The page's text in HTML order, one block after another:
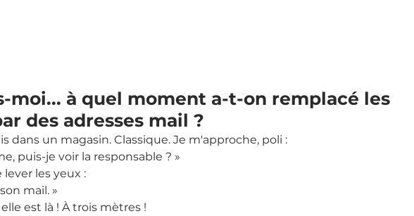
moi... à quel moment a-t-on remplacé les
des adresses mail ?
dans un magasin. Classique. Je m'approche, poli :
puis-je voir la responsable ? »
lever les yeux :
mail. »
elle est là ! À trois mètres !